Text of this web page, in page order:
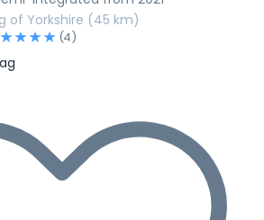
of Yorkshire (45 km)
(4)